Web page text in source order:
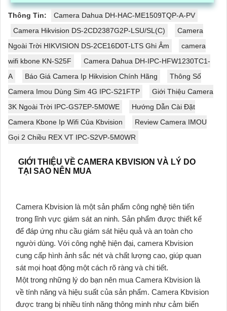
Thông Tin:
Camera Dahua DH-HAC-ME1509TQP-A-PV
Camera Hikvision DS-2CD2387G2P-LSU/SL(C)
Camera
Ngoài Trời HIKVISION DS-2CE16D0T-LTS Ghi Âm
camera
wifi kbone KN-S25F
Camera Dahua DH-IPC-HFW1230TC1-
A
Báo Giá Camera Ip Hikvision Chính Hãng
Thông Số
Camera Imou Dùng Sim 4G IPC-S21FTP
Giới Thiệu Camera
3K Ngoài Trời IPC-GS7EP-5M0WE
Hướng Dẫn Cài Đặt
Camera Kbone Ip Wifi Của Kbvision
Review Camera IMOU
Gọi 2 Chiều REX VT IPC-S2VP-5M0WR
GIỚI THIỆU VỀ CAMERA KBVISION VÀ LÝ DO
TẠI SAO NÊN MUA
Camera Kbvision là một sản phẩm công nghệ tiên tiến
trong lĩnh vực giám sát an ninh. Sản phẩm được thiết kế
để đáp ứng nhu cầu giám sát hiệu quả và an toàn cho
người dùng. Với công nghệ hiện đại, camera Kbvision
cung cấp hình ảnh sắc nét và chất lượng cao, giúp quan
sát mọi hoạt động một cách rõ ràng và chi tiết.
Một trong những lý do bạn nên mua Camera Kbvision là
về tính năng và hiệu suất của sản phẩm. Camera Kbvision
được trang bị nhiều tính năng thông minh như cảm biến